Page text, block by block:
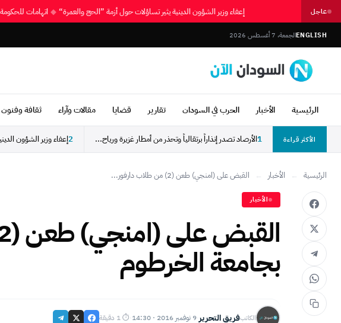
عاجل إعفاء وزير الشؤون الدينية يثير تساؤلات حول أزمة ”الحج والعمرة“ ◆ اتهامات
ENGLISHالجمعة، 7 أغسطس 2026
الرئيسية الأخبار الحرب في السودان تقارير قضايا مقالات وآراء ثقافة وفنون
الأكثر قراءة 1الأرصاد تصدر إنذاراً برتقالياً وتحذر من أمطار غزيرة ورياح... 2إعفاء وزير الشؤون
الرئيسية ← الأخبار ← القبض على (امنجي) طعن (2) من طلاب دارفور...
الأخبار
بجامعة الخرطوم
الكاتبفريق التحرير·9 نوفمبر 2016 · 14:30 ·⏱ 1 دقيقة